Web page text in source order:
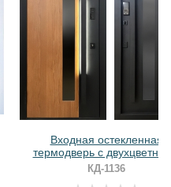
Хочу такую
Входная остекленная
термодверь с
панелями МДФ и
ручкой с LED-подсветкой
КД-1136